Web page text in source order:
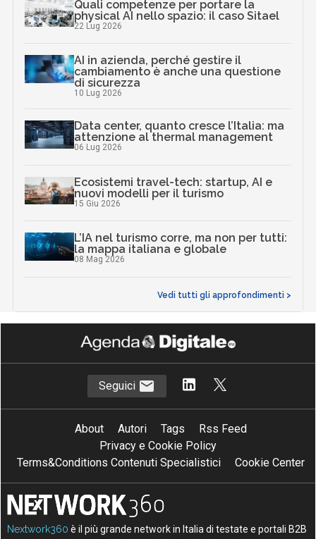
Quali competenze per portare la
physical AI nello spazio: il caso Sitael
22 Lug 2026
AI in azienda, perché gestire il
cambiamento è anche una questione
di sicurezza
10 Lug 2026
Data center, quanto cresce l’Italia: ma
attenzione al thermal management
06 Lug 2026
Ecosistemi travel-tech: startup, AI e
nuovi modelli per il turismo
15 Giu 2026
L’IA nel turismo corre, ma non per tutti:
la mappa italiana e globale
08 Mag 2026
Vedi tutti gli approfondimenti >
Seguici
About Autori Tags
Rss Feed
Privacy e Cookie Policy
Terms&Conditions Contenuti Specialistici
Cookie Center
Nextwork360 è il più grande network in Italia di testate e portali B2B